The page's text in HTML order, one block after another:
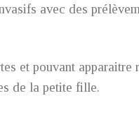
avec des
et pouvant apparaitre
de la petite fille.